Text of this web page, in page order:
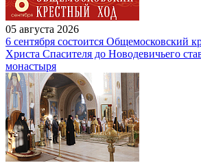
05 августа 2026
6 сентября состоится Общемосковский
Христа Спасителя до Новодевичьего
монастыря